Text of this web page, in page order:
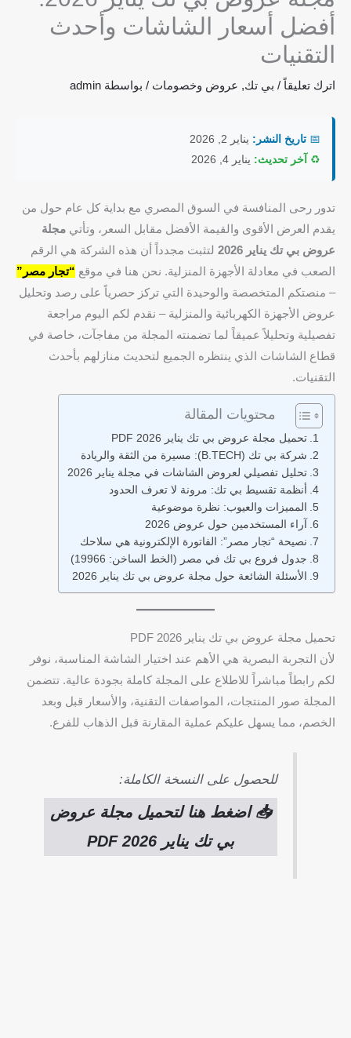
أفضل أسعار الشاشات وأحدث
التقنيات
اترك تعليقاً / بي تك, عروض وخصومات / بواسطة admin
📅 تاريخ النشر: يناير 2, 2026
♻️ آخر تحديث: يناير 4, 2026
تدور رحى المنافسة في السوق المصري مع بداية كل عام حول من
يقدم العرض الأقوى والقيمة الأفضل مقابل السعر، وتأتي مجلة
عروض بي تك يناير 2026
لتثبت مجدداً أن هذه الشركة هي الرقم
الصعب في معادلة الأجهزة المنزلية. نحن هنا في موقع “تجار مصر”
– منصتكم المتخصصة والوحيدة التي تركز حصرياً على رصد وتحليل
عروض الأجهزة الكهربائية والمنزلية – نقدم لكم اليوم مراجعة
تفصيلية وتحليلاً عميقاً لما تضمنته المجلة من مفاجآت، خاصة في
قطاع الشاشات الذي ينتظره الجميع لتحديث منازلهم بأحدث
التقنيات.
محتويات المقالة
تحميل مجلة عروض بي تك يناير 2026 PDF
شركة بي تك (B.TECH): مسيرة من الثقة والريادة
تحليل تفصيلي لعروض الشاشات في مجلة يناير 2026
أنظمة تقسيط بي تك: مرونة لا تعرف الحدود
المميزات والعيوب: نظرة موضوعية
آراء المستخدمين حول عروض 2026
نصيحة “تجار مصر”: الفاتورة الإلكترونية هي سلاحك
جدول فروع بي تك في مصر (الخط الساخن: 19966)
الأسئلة الشائعة حول مجلة عروض بي تك يناير 2026
تحميل مجلة عروض بي تك يناير 2026 PDF
لأن التجربة البصرية هي الأهم عند اختيار الشاشة المناسبة، نوفر
لكم رابطاً مباشراً للاطلاع على المجلة كاملة بجودة عالية. تتضمن
المجلة صور المنتجات، المواصفات التقنية، والأسعار قبل وبعد
الخصم، مما يسهل عليكم عملية المقارنة قبل الذهاب للفرع.
للحصول على النسخة الكاملة:
📥 اضغط هنا لتحميل مجلة عروض
بي تك يناير 2026 PDF